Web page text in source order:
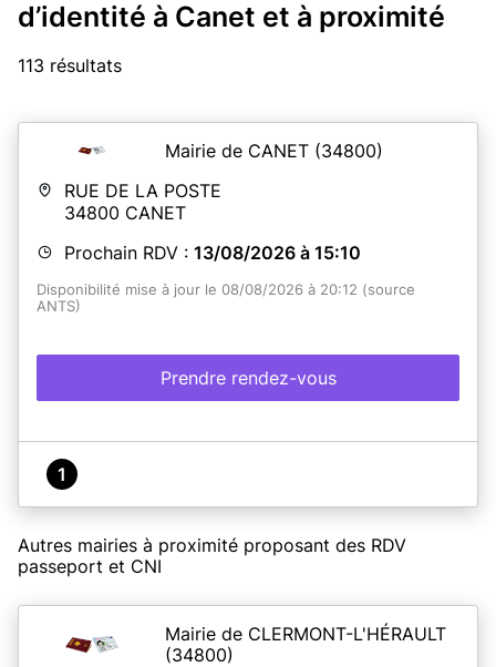
d’identité à Canet et à proximité
113 résultats
Mairie de CANET (34800)
RUE DE LA POSTE
34800 CANET
Prochain RDV : 13/08/2026 à 15:10
Disponibilité mise à jour le 08/08/2026 à 20:12 (source
ANTS)
Prendre rendez-vous
1
Autres mairies à proximité proposant des RDV
passeport et CNI
Mairie de CLERMONT-L'HÉRAULT
(34800)